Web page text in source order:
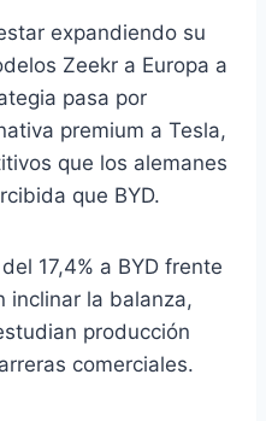
expandiendo su
Zeekr a Europa a
pasa por
premium a Tesla,
que los alemanes
que BYD.
17,4% a BYD frente
inclinar la balanza,
producción
comerciales.